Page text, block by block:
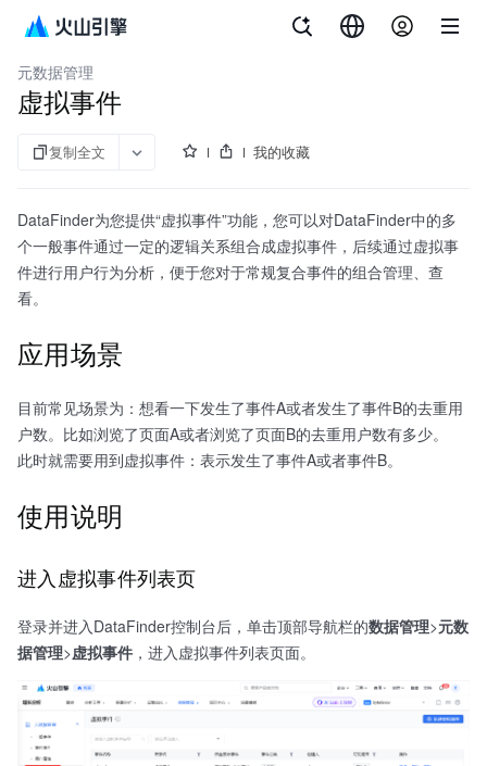
增长分析 DataFinder
元数据管理
虚拟事件
复制全文 我的收藏
DataFinder为您提供“虚拟事件”功能，您可以对DataFinder中的多
个一般事件通过一定的逻辑关系组合成虚拟事件，后续通过虚拟事
件进行用户行为分析，便于您对于常规复合事件的组合管理、查
看。
应用场景
目前常见场景为：想看一下发生了事件A或者发生了事件B的去重用
户数。比如浏览了页面A或者浏览了页面B的去重用户数有多少。
此时就需要用到虚拟事件：表示发生了事件A或者事件B。
使用说明
进入虚拟事件列表页
登录并进入DataFinder控制台后，单击顶部导航栏的数据管理>元数
据管理>虚拟事件 ，进入虚拟事件列表页面。